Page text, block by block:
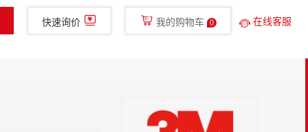
免费服务热线 400-780-8577
快速询价
我的购物车 0 在线客服
金融服务 走进新明辉 直播